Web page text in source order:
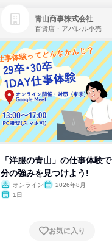
青山商事株式会社
百貨店・アパレル小売
「洋服の青山」の仕事体験
分の強みを見つけよう!
オンライン
2026年8月
1日
お気に入り